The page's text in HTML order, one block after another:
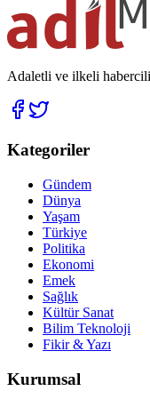
Adaletli ve ilkeli
Kategoriler
Gündem
Dünya
Yaşam
Türkiye
Politika
Ekonomi
Emek
Sağlık
Kültür Sanat
Bilim Teknoloji
Fikir & Yazı
Kurumsal